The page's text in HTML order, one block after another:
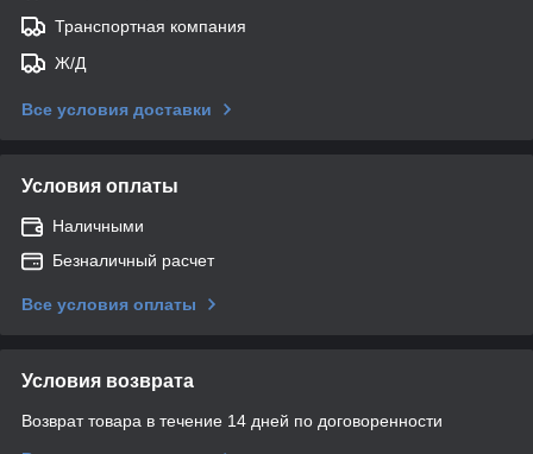
Транспортная компания
Ж/Д
Все условия доставки
Условия оплаты
Наличными
Безналичный расчет
Все условия оплаты
Условия возврата
Возврат товара в течение 14 дней по договоренности